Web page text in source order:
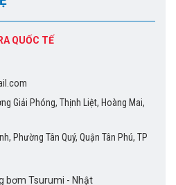
QUỐC TẾ
Giải Phóng, Thịnh Liệt, Hoàng Mai,
Phường Tân Quý, Quận Tân Phú, TP
bơm Tsurumi - Nhật